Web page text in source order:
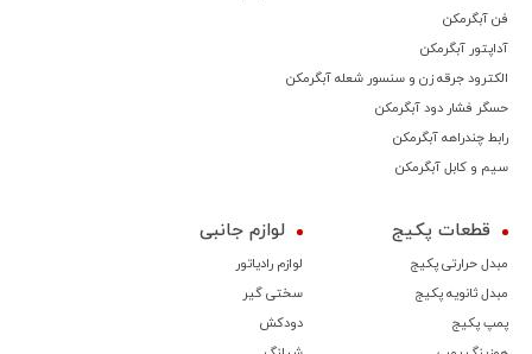
فن آبگرمکن
آداپتور آبگرمکن
الکترود جرقه زن و سنسور شعله آبگرمکن
حسگر فشار دود آبگرمکن
رابط چندراهه آبگرمکن
سیم و کابل آبگرمکن
قطعات پکیج
مبدل حرارتی پکیج
مبدل ثانویه پکیج
پمپ پکیج
لوازم جانبی
لوازم رادیاتور
سختی گیر
دودکش